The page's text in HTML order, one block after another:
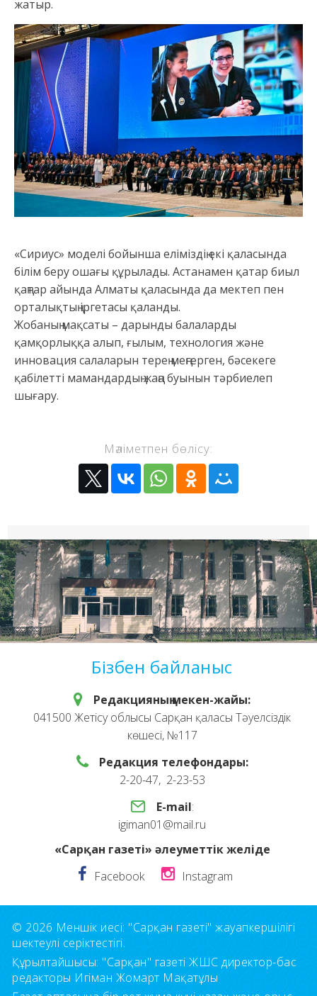
жатыр.
«Сириус» моделі бойынша еліміздің екі қаласында
білім беру ошағы құрылады. Астанамен қатар биыл
қаңтар айында Алматы қаласында да мектеп пен
орталықтың іргетасы қаланды.
Жобаның мақсаты – дарынды балаларды
қамқорлыққа алып, ғылым, технология және
инновация салаларын терең меңгерген, бәсекеге
қабілетті мамандардың жаңа буынын тәрбиелеп
шығару.
Мәліметпен бөлісу:
Бізбен байланыс
Редакцияның мекен-жайы:
041500 Жетісу облысы Сарқан қаласы Тәуелсіздік
көшесі, №117
Редакция телефондары:
2-20-47, 2-23-53
E-mail:
igiman01@mail.ru
«Сарқан газеті» әлеуметтік желіде
Facebook
Instagram
© 2026 Меншік иесі: "Сарқан газеті" жауапкершілігі
шектеулі серіктестігі.
Құрылтайшысы: "Сарқан" газеті ЖШС директор-бас
редакторы Игіман Жомарт Мақатұлы